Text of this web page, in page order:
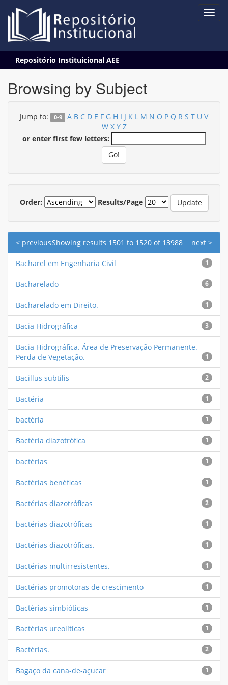
navigation
Repositório Instituicional AEE
Browsing by Subject
Jump to: 0-9 A B C D E F G H I J K L M N O P Q R S T U V
W X Y Z
or enter first few letters:
Order: Results/Page
Showing results 1501 to 1520 of 13988
< previous next >
Bacharel em Engenharia Civil 1
Bacharelado 6
Bacharelado em Direito. 1
Bacia Hidrográfica 3
Bacia Hidrográfica. Área de Preservação Permanente.
Perda de Vegetação.
1
Bacillus subtilis 2
Bactéria 1
bactéria 1
Bactéria diazotrófica 1
bactérias 1
Bactérias benéficas 1
Bactérias diazotróficas 2
bactérias diazotróficas 1
Bactérias diazotróficas. 1
Bactérias multirresistentes. 1
Bactérias promotoras de crescimento 1
Bactérias simbióticas 1
Bactérias ureolíticas 1
Bactérias. 2
Bagaço da cana-de-açucar 1